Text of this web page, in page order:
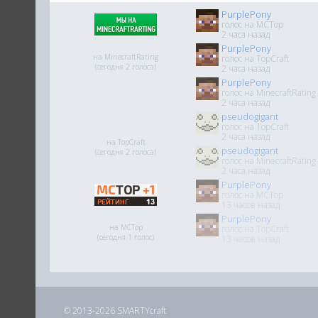
PurplePony
голос на MCTop
2 часа назад
PurplePony
голос на TopCraft
2 часа назад
PurplePony
голос на MinecraftRating
2 часа назад
pseudogigant
голос на TopCraft
2 часа назад
pseudogigant
голос на MinecraftRating
2 часа назад
PurplePony
голос на MCTop
13 часов назад
PurplePony
на MinecraftRating
(сегодня 2 голоса)
на TopCraft
(сегодня 2 голоса)
на MCTop
(сегодня 1 голос)
© 2013-2026 SMARTYcraft